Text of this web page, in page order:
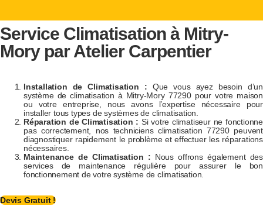
Service Climatisation à Mitry-
Morypar Atelier Carpentier
Installation de Climatisation : Que vous ayez besoin d’un
système de climatisation à Mitry-Mory 77290 pour votre maison
ou votre entreprise, nous avons l’expertise nécessaire pour
installer tous types de systèmes de climatisation.
Réparation de Climatisation : Si votre climatiseur ne fonctionne
pas correctement, nos techniciens climatisation 77290 peuvent
diagnostiquer rapidement le problème et effectuer les réparations
nécessaires.
Maintenance de Climatisation : Nous offrons également des
services de maintenance régulière pour assurer le bon
fonctionnement de votre système de climatisation.
Devis Gratuit !